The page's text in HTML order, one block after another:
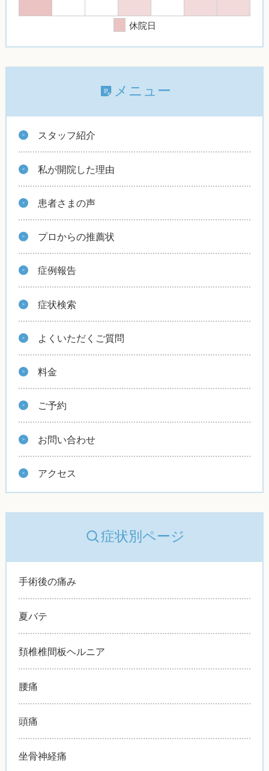
休院日
メニュー
スタッフ紹介
私が開院した理由
患者さまの声
プロからの推薦状
症例報告
症状検索
よくいただくご質問
料金
ご予約
お問い合わせ
アクセス
症状別ページ
手術後の痛み
夏バテ
頚椎椎間板ヘルニア
腰痛
頭痛
坐骨神経痛